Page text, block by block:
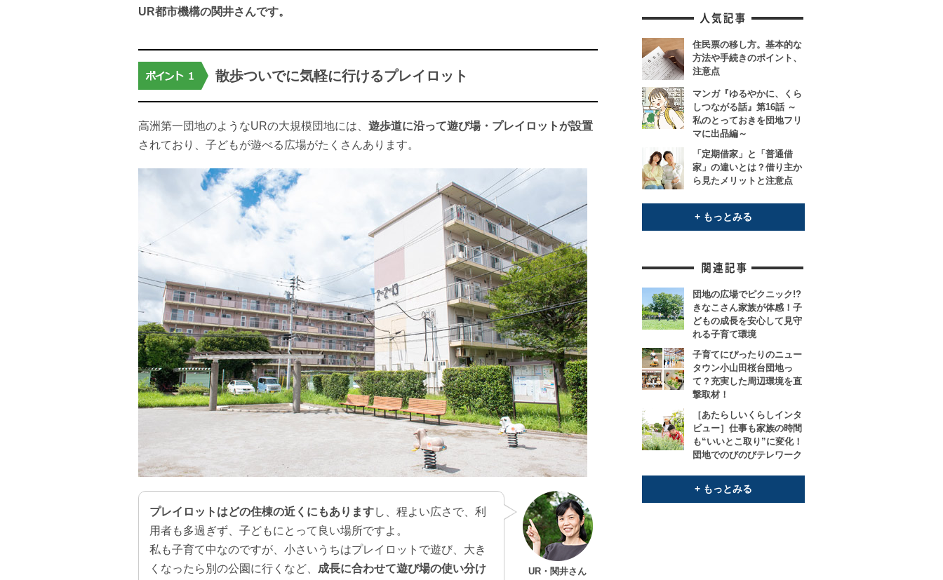
UR都市機構の関井さんです。
散歩ついでに気軽に行けるプレイロット
高洲第一団地のようなURの大規模団地には、 遊歩道に沿って遊び場・プレイロットが設置
されており、子どもが遊べる広場がたくさんあります。
UR・関井さん
プレイロットはどの住棟の近くにもありますし、程よい広さで、利
用者も多過ぎず、子どもにとって良い場所ですよ。
私も子育て中なのですが、小さいうちはプレイロットで遊び、大き
くなったら別の公園に行くなど、 成長に合わせて遊び場の使い分け
住民票の移し方。基本的な
方法や手続きのポイント、
注意点
マンガ『ゆるやかに、くら
しつながる話』第16話 ～
私のとっておきを団地フリ
マに出品編～
「定期借家」と「普通借
家」の違いとは？借り主か
ら見たメリットと注意点
+ もっとみる
団地の広場でピクニック!?
きなこさん家族が体感！子
どもの成長を安心して見守
れる子育て環境
子育てにぴったりのニュー
タウン小山田桜台団地っ
て？充実した周辺環境を直
撃取材！
［あたらしいくらしインタ
ビュー］仕事も家族の時間
も“いいとこ取り”に変化！
団地でのびのびテレワーク
+ もっとみる